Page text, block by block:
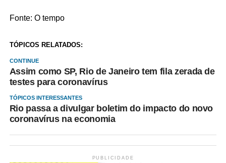
Fonte: O tempo
TÓPICOS RELATADOS:
CONTINUE
Assim como SP, Rio de Janeiro tem fila zerada de
testes para coronavírus
TÓPICOS INTERESSANTES
Rio passa a divulgar boletim do impacto do novo
coronavírus na economia
PUBLICIDADE